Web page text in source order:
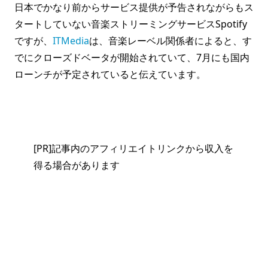
日本でかなり前からサービス提供が予告されながらもス
タートしていない音楽ストリーミングサービスSpotify
ですが、 ITMediaは、音楽レーベル関係者によると、す
でにクローズドベータが開始されていて、7月にも国内
ローンチが予定されていると伝えています。
[PR]記事内のアフィリエイトリンクから収入を
得る場合があります